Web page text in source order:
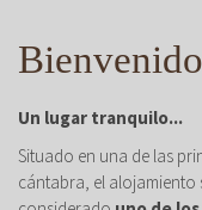
Un lugar tranquilo...
Situado en una de las
cántabra, el alojamiento